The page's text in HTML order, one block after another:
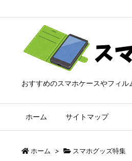
おすすめのスマホケースやフィル
ホーム サイトマップ
ホーム > スマホグッズ特集